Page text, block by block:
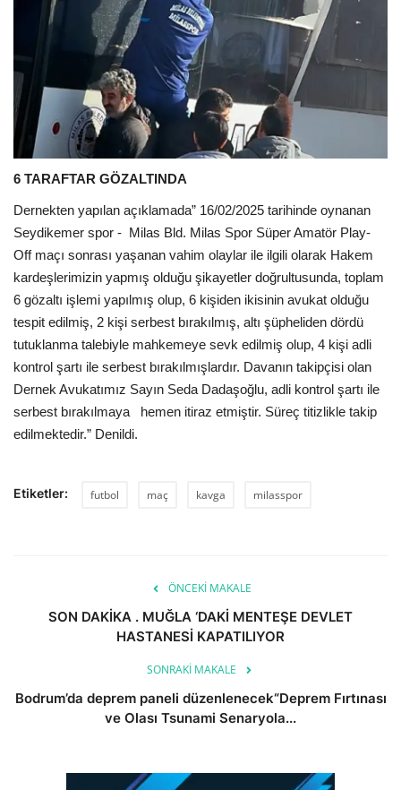
6 TARAFTAR GÖZALTINDA
Dernekten yapılan açıklamada” 16/02/2025 tarihinde oynanan
Seydikemer spor - Milas Bld. Milas Spor Süper Amatör Play-
Off maçı sonrası yaşanan vahim olaylar ile ilgili olarak Hakem
kardeşlerimizin yapmış olduğu şikayetler doğrultusunda, toplam
6 gözaltı işlemi yapılmış olup, 6 kişiden ikisinin avukat olduğu
tespit edilmiş, 2 kişi serbest bırakılmış, altı şüpheliden dördü
tutuklanma talebiyle mahkemeye sevk edilmiş olup, 4 kişi adli
kontrol şartı ile serbest bırakılmışlardır. Davanın takipçisi olan
Dernek Avukatımız Sayın Seda Dadaşoğlu, adli kontrol şartı ile
serbest bırakılmaya hemen itiraz etmiştir. Süreç titizlikle takip
edilmektedir.” Denildi.
Etiketler: futbol maç kavga milasspor
ÖNCEKI MAKALE
SON DAKİKA . MUĞLA ‘DAKİ MENTEŞE DEVLET
HASTANESİ KAPATILIYOR
SONRAKI MAKALE
Bodrum’da deprem paneli düzenlenecek“Deprem Fırtınası
ve Olası Tsunami Senaryola...